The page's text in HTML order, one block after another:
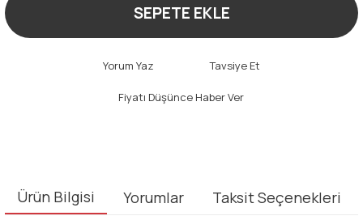
SEPETE EKLE
Yorum Yaz Tavsiye Et
Fiyatı Düşünce Haber Ver
Ürün Bilgisi Yorumlar Taksit Seçenekleri